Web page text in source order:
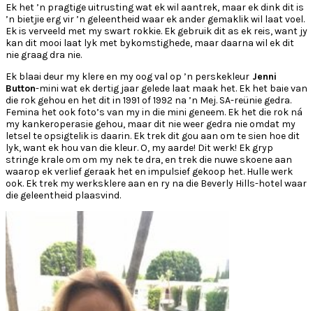
Ek het ’n pragtige uitrusting wat ek wil aantrek, maar ek dink dit is
’n bietjie erg vir ’n geleentheid waar ek ander gemaklik wil laat voel.
Ek is verveeld met my swart rokkie. Ek gebruik dit as ek reis, want jy
kan dit mooi laat lyk met bykomstighede, maar daarna wil ek dit
nie graag dra nie.
Ek blaai deur my klere en my oog val op ’n perskekleur Jenni
Button-mini wat ek dertig jaar gelede laat maak het. Ek het baie van
die rok gehou en het dit in 1991 of 1992 na ’n Mej. SA-reünie gedra.
Femina het ook foto’s van my in die mini geneem. Ek het die rok ná
my kankeroperasie gehou, maar dit nie weer gedra nie omdat my
letsel te opsigtelik is daarin. Ek trek dit gou aan om te sien hoe dit
lyk, want ek hou van die kleur. O, my aarde! Dit werk! Ek gryp
stringe krale om om my nek te dra, en trek die nuwe skoene aan
waarop ek verlief geraak het en impulsief gekoop het. Hulle werk
ook. Ek trek my werksklere aan en ry na die Beverly Hills-hotel waar
die geleentheid plaasvind.